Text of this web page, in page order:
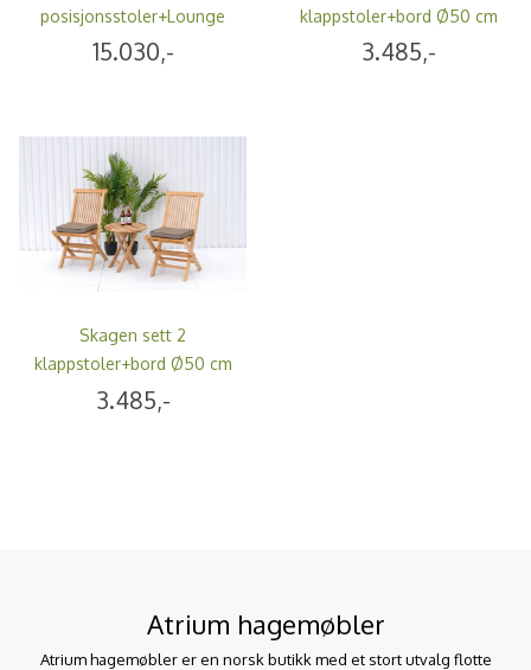
posisjonsstoler+Lounge
bord - teak
15.030,-
klappstoler+bord Ø50 cm
- teak
3.485,-
Skagen sett 2
klappstoler+bord Ø50 cm
- teak
3.485,-
Atrium hagemøbler
Atrium hagemøbler er en norsk butikk med et stort utvalg flotte